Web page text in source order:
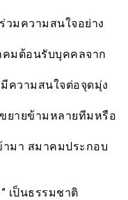
มความสนใจอย่าง
มต้อนรับบุคคลจาก
ความสนใจต่อจุดมุ่ง
ยายข้ามหลายทีมหรือ
มา สมาคมประกอบ
เป็นธรรมชาติ